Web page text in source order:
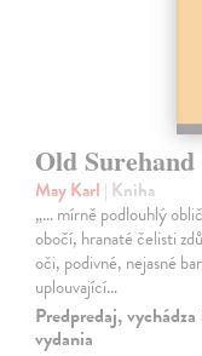
Old
May Karl | Kniha
„… mírně podlouhlý
obočí, hranaté čelisti
oči, podivné, nejasné
uplouvající…
Predpredaj,
vydania